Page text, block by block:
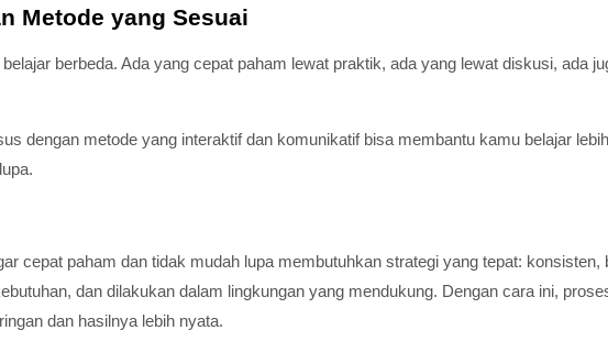
Metode yang Sesuai
berbeda. Ada yang cepat paham lewat praktik, ada yang lewat diskusi, ada
dengan metode yang interaktif dan komunikatif bisa membantu kamu belajar lebih
cepat paham dan tidak mudah lupa membutuhkan strategi yang tepat: konsisten,
dan dilakukan dalam lingkungan yang mendukung. Dengan cara ini,
dan hasilnya lebih nyata.